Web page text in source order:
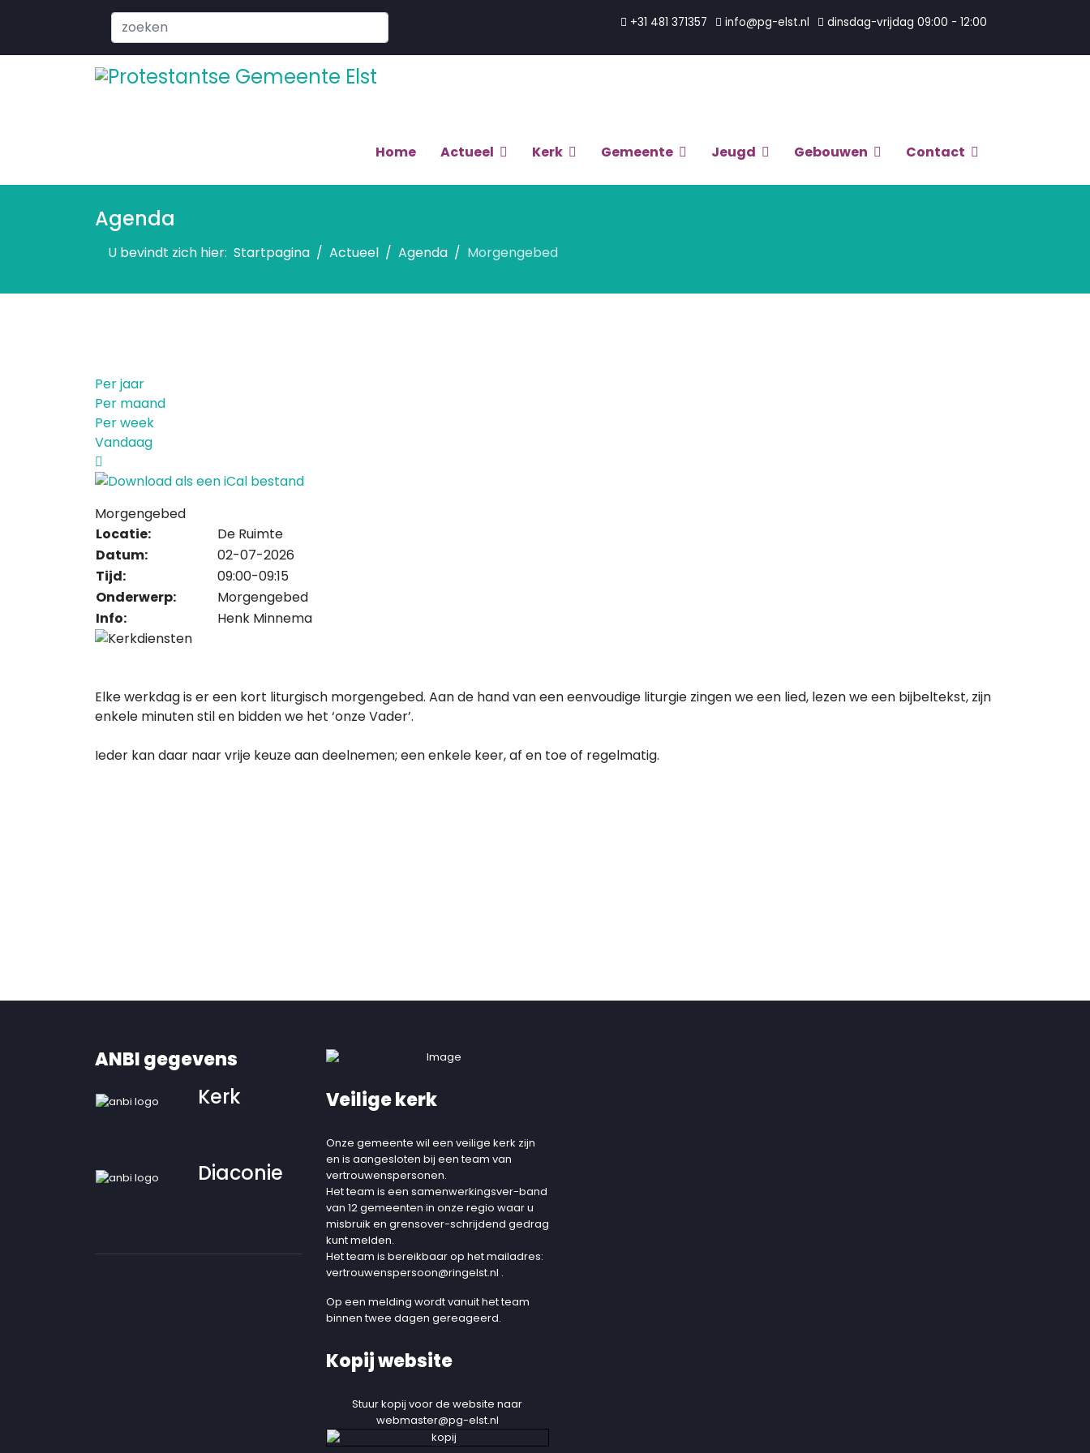
Search
...
+31 481 371357 info@pg-elst.nl dinsdag-vrijdag 09:00 - 12:00
Home Actueel Kerk Gemeente Jeugd Gebouwen Contact
Agenda
U bevindt zich hier: Startpagina Actueel Agenda Morgengebed
Per jaar
Per maand
Per week
Vandaag
Morgengebed
Locatie:
De Ruimte
Datum:
02-07-2026
Tijd:
09:00-09:15
Onderwerp:
Morgengebed
Info:
Henk Minnema
Elke werkdag is er een kort liturgisch morgengebed. Aan de hand van een eenvoudige liturgie zingen we een lied, lezen we een bijbeltekst, zijn
enkele minuten stil en bidden we het ‘onze Vader’.
Ieder kan daar naar vrije keuze aan deelnemen; een enkele keer, af en toe of regelmatig.
ANBI gegevens
Kerk
Diaconie
Veilige kerk
Onze gemeente wil een veilige kerk zijn
en is aangesloten bij een team van
vertrouwenspersonen.
Het team is een samenwerkingsver-band
van 12 gemeenten in onze regio waar u
misbruik en grensover-schrijdend gedrag
kunt melden.
Het team is bereikbaar op het mailadres:
vertrouwenspersoon@ringelst.nl .
Op een melding wordt vanuit het team
binnen twee dagen gereageerd.
Kopij website
Stuur kopij voor de website naar
webmaster@pg-elst.nl